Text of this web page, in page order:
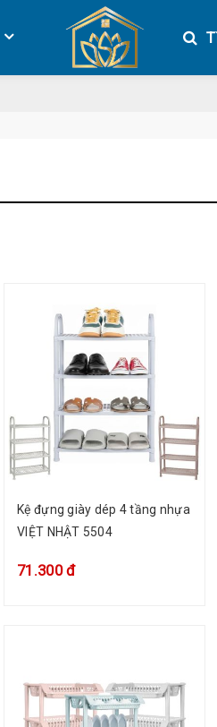
Kệ đựng giày dép 4 tầng nhựa
VIỆT NHẬT 5504
71.300 đ